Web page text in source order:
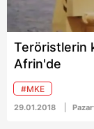
olacak.
Teröristlerin
Afrin'de
#MKE
29.01.2018